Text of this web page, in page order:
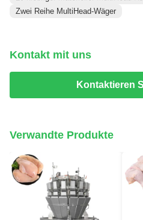
Zwei Reihe MultiHead-Wäger
Kontakt mit uns
Kontaktieren
Verwandte Produkte